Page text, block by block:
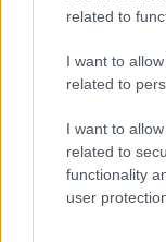
related to
I want to
related to
I want to
related to
functionality
user
LG Optimus L3 II
- Vodafone
Sony XPERIA E
balatoni